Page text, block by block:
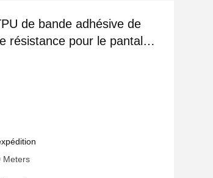
de bande adhésive de
résistance pour le pantalon
Meters